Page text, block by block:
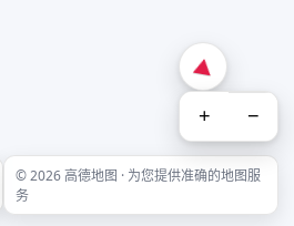
+ −
© 2026 高德地图 · 为您提供准确的地图服
务